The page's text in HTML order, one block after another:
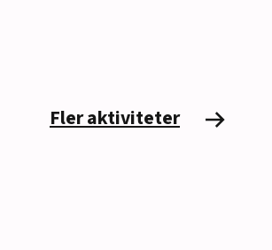
Fler aktiviteter